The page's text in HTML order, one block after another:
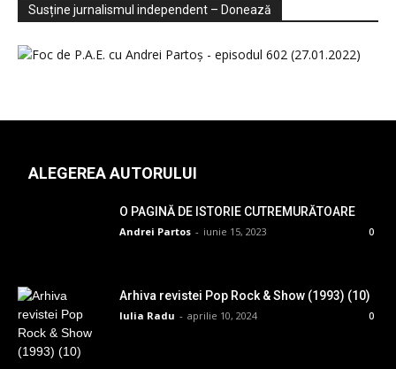
Sondaje
Video
Susține jurnalismul independent – Donează
ALEGEREA AUTORULUI
O PAGINĂ DE ISTORIE CUTREMURĂTOARE
Andrei Partos - iunie 15, 2023 0
Arhiva revistei Pop Rock & Show (1993) (10)
Iulia Radu - aprilie 10, 2024 0